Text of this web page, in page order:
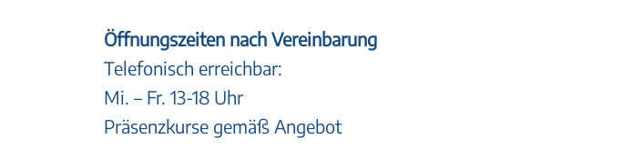
Öffnungszeiten nach Vereinbarung
Telefonisch erreichbar:
Mi. – Fr. 13-18 Uhr
Präsenzkurse gemäß Angebot